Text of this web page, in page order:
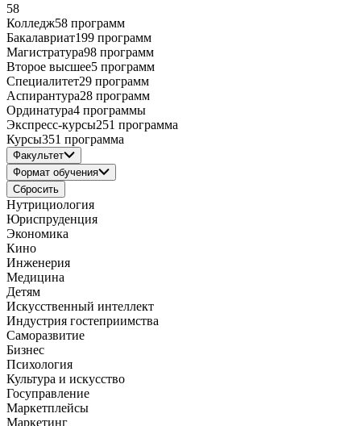
58
Колледж58 программ
Бакалавриат199 программ
Магистратура98 программ
Второе высшее5 программ
Специалитет29 программ
Аспирантура28 программ
Ординатура4 программы
Экспресс-курсы251 программа
Курсы351 программа
Факультет
Формат обучения
Сбросить
Нутрициология
Юриспруденция
Экономика
Кино
Инженерия
Медицина
Детям
Искусственный интеллект
Индустрия гостеприимства
Саморазвитие
Бизнес
Психология
Культура и искусство
Госуправление
Маркетплейсы
Маркетинг